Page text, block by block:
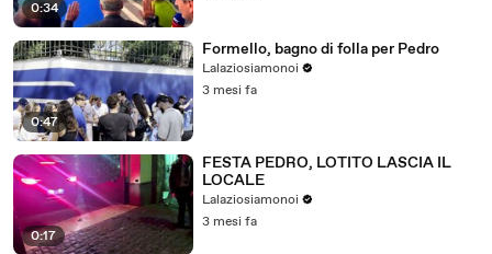
0:34
0:47
Formello, bagno di folla per Pedro
Lalaziosiamonoi
3 mesi fa
0:17
FESTA PEDRO, LOTITO LASCIA IL
LOCALE
Lalaziosiamonoi
3 mesi fa